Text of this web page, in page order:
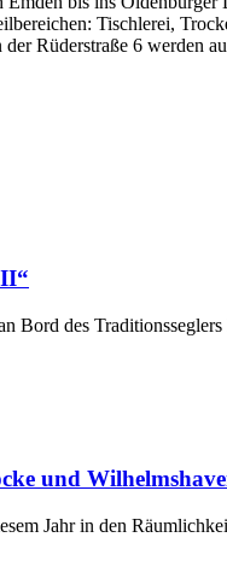
Tischlerei,
Rüderstraße 6 werden
Bord des
und
Jahr in den